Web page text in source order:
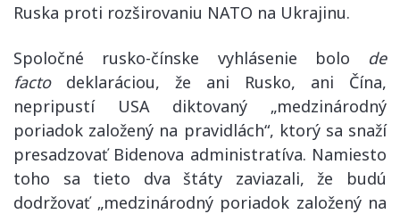
Ruska proti rozširovaniu NATO na Ukrajinu.
Spoločné rusko-čínske vyhlásenie bolo de
factodeklaráciou, že ani Rusko, ani Čína,
nepripustí USA diktovaný „medzinárodný
poriadok založený na pravidlách“, ktorý sa snaží
presadzovať Bidenova administratíva. Namiesto
toho sa tieto dva štáty zaviazali, že budú
dodržovať „medzinárodný poriadok založený na